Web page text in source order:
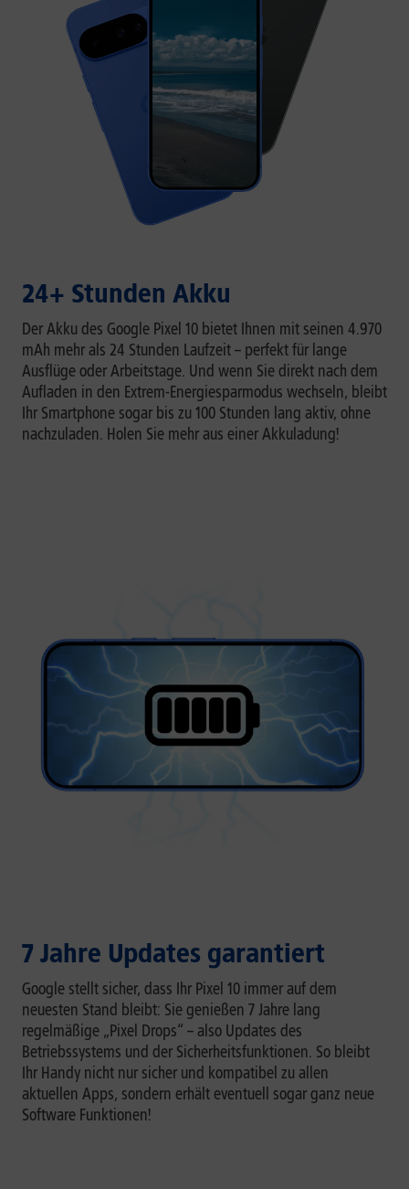
24+ Stunden Akku
Der Akku des Google Pixel 10 bietet Ihnen mit seinen 4.970
mAh mehr als 24 Stunden Laufzeit – perfekt für lange
Ausflüge oder Arbeitstage. Und wenn Sie direkt nach dem
Aufladen in den Extrem-Energiesparmodus wechseln, bleibt
Ihr Smartphone sogar bis zu 100 Stunden lang aktiv, ohne
nachzuladen. Holen Sie mehr aus einer Akkuladung!
7 Jahre Updates garantiert
Google stellt sicher, dass Ihr Pixel 10 immer auf dem
neuesten Stand bleibt: Sie genießen 7 Jahre lang
regelmäßige „Pixel Drops“ – also Updates des
Betriebssystems und der Sicherheitsfunktionen. So bleibt
Ihr Handy nicht nur sicher und kompatibel zu allen
aktuellen Apps, sondern erhält eventuell sogar ganz neue
Software Funktionen!